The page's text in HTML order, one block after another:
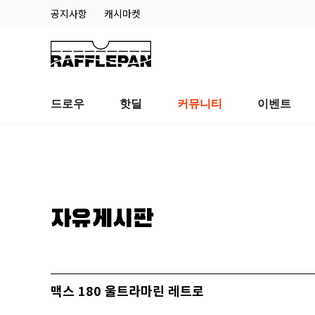
공지사항 캐시마켓
드로우 핫딜 커뮤니티 이벤트
자유게시판
맥스 180 울트라마린 레트로